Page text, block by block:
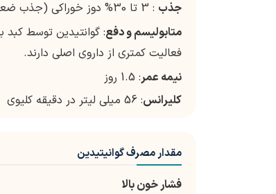
جذب : 3 تا 30% دوز خوراکی (جذب ضعیف و شدیدا متغیر)
متابولیسم و دفع: گوانتیدین توسط
فعالیت کمتری از داروی اصلی دارند.
نیمه عمر: 1.5 روز
کلیرانس: 56 میلی لیتر در دقیقه کلیوی
مقدار مصرف گوانیتیدین
فشار خون بالا